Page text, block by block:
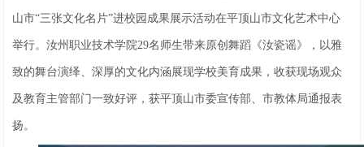
山市“三张文化名片”进校园成果展示活动在平顶山市文化艺术中心
举行。汝州职业技术学院29名师生带来原创舞蹈《汝瓷谣》，以雅
致的舞台演绎、深厚的文化内涵展现学校美育成果，收获现场观众
及教育主管部门一致好评，获平顶山市委宣传部、市教体局通报表
扬。